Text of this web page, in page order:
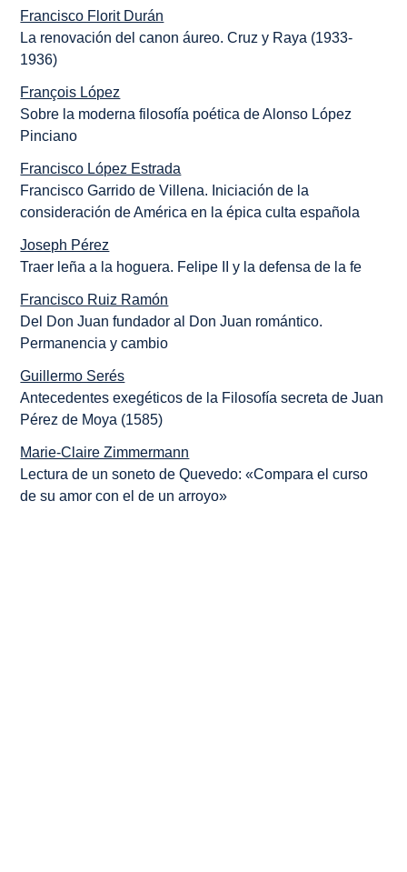
Francisco Florit Durán
La renovación del canon áureo. Cruz y Raya (1933-
1936)
François López
Sobre la moderna filosofía poética de Alonso López
Pinciano
Francisco López Estrada
Francisco Garrido de Villena. Iniciación de la
consideración de América en la épica culta española
Joseph Pérez
Traer leña a la hoguera. Felipe II y la defensa de la fe
Francisco Ruiz Ramón
Del Don Juan fundador al Don Juan romántico.
Permanencia y cambio
Guillermo Serés
Antecedentes exegéticos de la Filosofía secreta de Juan
Pérez de Moya (1585)
Marie-Claire Zimmermann
Lectura de un soneto de Quevedo: «Compara el curso
de su amor con el de un arroyo»